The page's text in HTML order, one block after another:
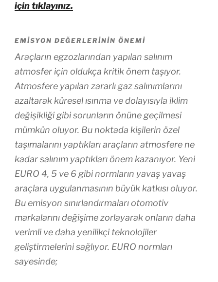
için tıklayınız.
EMISYON DEĞERLERININ ÖNEMI
Araçların egzozlarından yapılan salınım
atmosfer için oldukça kritik önem taşıyor.
Atmosfere yapılan zararlı gaz salınımlarını
azaltarak küresel ısınma ve dolayısıyla iklim
değişikliği gibi sorunların önüne geçilmesi
mümkün oluyor. Bu noktada kişilerin özel
taşımalarını yaptıkları araçların atmosfere ne
kadar salınım yaptıkları önem kazanıyor. Yeni
EURO 4, 5 ve 6 gibi normların yavaş yavaş
araçlara uygulanmasının büyük katkısı oluyor.
Bu emisyon sınırlandırmaları otomotiv
markalarını değişime zorlayarak onların daha
verimli ve daha yenilikçi teknolojiler
geliştirmelerini sağlıyor. EURO normları
sayesinde;